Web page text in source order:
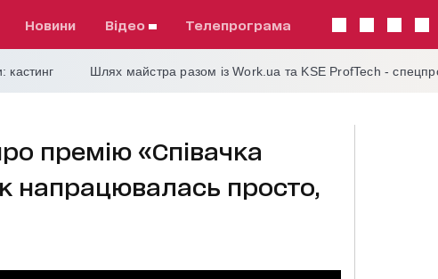
Новини відео телепрограма
кастинг Шлях майстра разом із Work.ua та KSE ProfTech -
премію «Співачка
напрацювалась просто,